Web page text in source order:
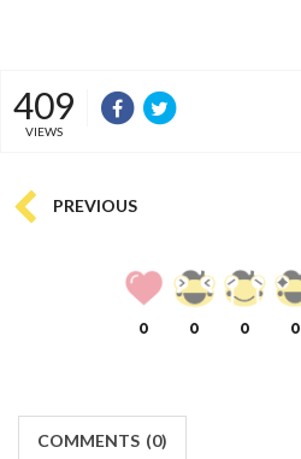
409
VIEWS
PREVIOUS
0 0 0 0
COMMENTS (0)